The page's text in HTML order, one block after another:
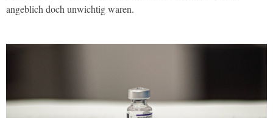
angeblich doch unwichtig waren.